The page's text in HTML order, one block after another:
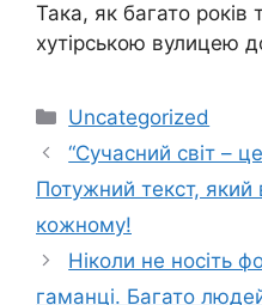
Така, як багато років
хутірською вулицею
Категорії
Uncategorized
“Сучасний світ –
Потужний текст, який
кожному!
Ніколи не носіть
гаманці. Багато